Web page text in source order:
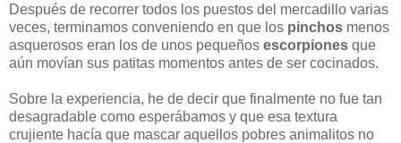
Después de recorrer todos los puestos del mercadillo varias
veces, terminamos conveniendo en que los pinchos menos
asquerosos eran los de unos pequeños escorpiones que
aún movían sus patitas momentos antes de ser cocinados.
Sobre la experiencia, he de decir que finalmente no fue tan
desagradable como esperábamos y que esa textura
crujiente hacía que mascar aquellos pobres animalitos no